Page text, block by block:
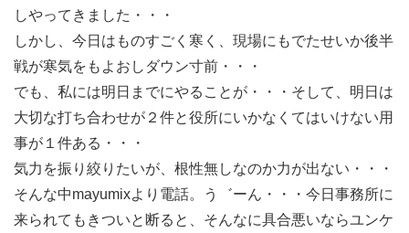
しやってきました・・・
しかし、今日はものすごく寒く、現場にもでたせいか後半
戦が寒気をもよおしダウン寸前・・・
でも、私には明日までにやることが・・・そして、明日は
大切な打ち合わせが２件と役所にいかなくてはいけない用
事が１件ある・・・
気力を振り絞りたいが、根性無しなのか力が出ない・・・
そんな中mayumixより電話。う゛ーん・・・今日事務所に
来られてもきついと断ると、そんなに具合悪いならユンケ